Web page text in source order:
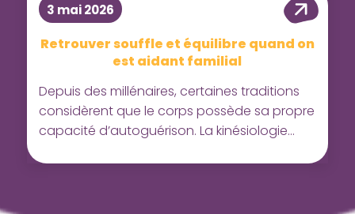
Retrouver souffle et équilibre quand on
est aidant familial
3 mai 2026
Depuis des millénaires, certaines traditions
considèrent que le corps possède sa propre
capacité d’autoguérison. La kinésiologie